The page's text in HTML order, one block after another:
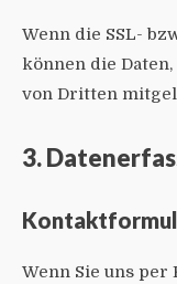
Wenn die SSL-
können die
von Dritten
3.
Wenn Sie uns